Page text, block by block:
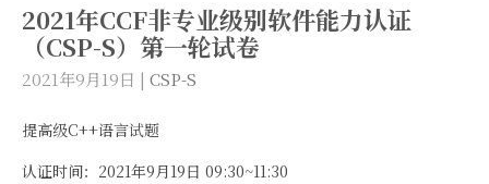
2021年CCF非专业级别软件能力认证
（CSP-S）第一轮试卷
2021年9月19日 | CSP-S
提高级C++语言试题
认证时间：2021年9月19日 09:30~11:30